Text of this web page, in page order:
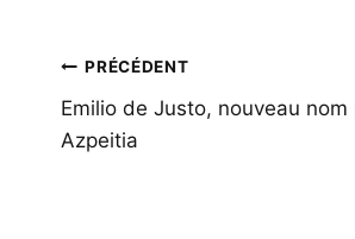
Navigation
de
l’article
PRÉCÉDENT
Emilio de Justo, nouveau
Azpeitia